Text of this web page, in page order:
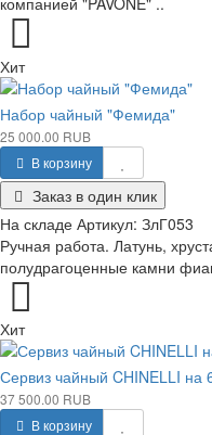
Хит
Набор чайный "Фемида"
25 000.00 RUB
В корзину
Заказ в один клик
На складе Артикул: ЗлГ053
Ручная работа. Латунь,
полудрагоценные камни
Хит
Сервиз чайный CHINELLI на
37 500.00 RUB
В корзину